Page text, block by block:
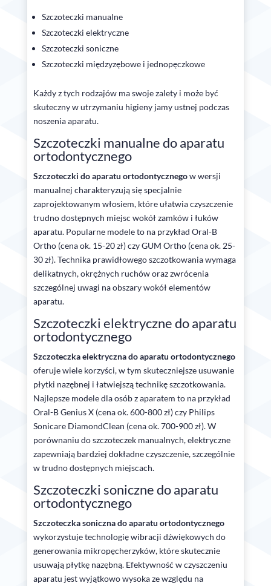
Szczoteczki manualne
Szczoteczki elektryczne
Szczoteczki soniczne
Szczoteczki międzyzębowe i jednopęczkowe
Każdy z tych rodzajów ma swoje zalety i może być
skuteczny w utrzymaniu higieny jamy ustnej podczas
noszenia aparatu.
Szczoteczki manualne do aparatu
ortodontycznego
Szczoteczki do aparatu ortodontycznegow wersji
manualnej charakteryzują się specjalnie
zaprojektowanym włosiem, które ułatwia czyszczenie
trudno dostępnych miejsc wokół zamków i łuków
aparatu. Popularne modele to na przykład Oral-B
Ortho (cena ok. 15-20 zł) czy GUM Ortho (cena ok. 25-
30 zł). Technika prawidłowego szczotkowania wymaga
delikatnych, okrężnych ruchów oraz zwrócenia
szczególnej uwagi na obszary wokół elementów
aparatu.
Szczoteczki elektryczne do aparatu
ortodontycznego
Szczoteczka elektryczna do aparatu ortodontycznego
oferuje wiele korzyści, w tym skuteczniejsze usuwanie
płytki nazębnej i łatwiejszą technikę szczotkowania.
Najlepsze modele dla osób z aparatem to na przykład
Oral-B Genius X (cena ok. 600-800 zł) czy Philips
Sonicare DiamondClean (cena ok. 700-900 zł). W
porównaniu do szczoteczek manualnych, elektryczne
zapewniają bardziej dokładne czyszczenie, szczególnie
w trudno dostępnych miejscach.
Szczoteczki soniczne do aparatu
ortodontycznego
Szczoteczka soniczna do aparatu ortodontycznego
wykorzystuje technologię wibracji dźwiękowych do
generowania mikropęcherzyków, które skutecznie
usuwają płytkę nazębną. Efektywność w czyszczeniu
aparatu jest wyjątkowo wysoka ze względu na